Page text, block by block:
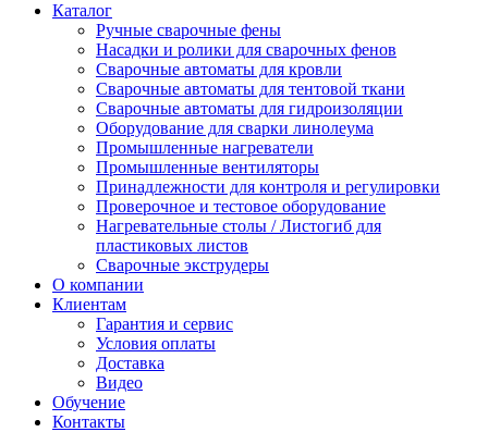
Каталог
Ручные сварочные фены
Насадки и ролики для сварочных фенов
Сварочные автоматы для кровли
Сварочные автоматы для тентовой ткани
Сварочные автоматы для гидроизоляции
Оборудование для сварки линолеума
Промышленные нагреватели
Промышленные вентиляторы
Принадлежности для контроля и регулировки
Проверочное и тестовое оборудование
Нагревательные столы / Листогиб для
пластиковых листов
Сварочные экструдеры
О компании
Клиентам
Гарантия и сервис
Условия оплаты
Доставка
Видео
Обучение
Контакты